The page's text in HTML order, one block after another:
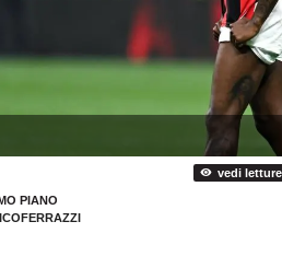
vedi letture
PIANO